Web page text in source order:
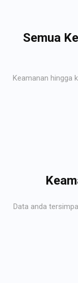
Semua
Keamanan hingga
Data anda